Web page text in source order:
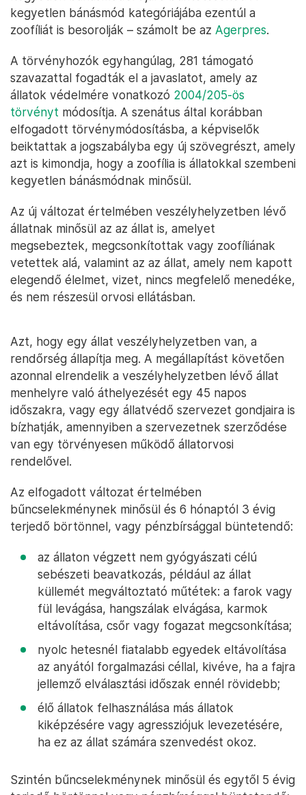
kegyetlen bánásmód kategóriájába ezentúl a
zoofíliát is besorolják – számolt be az Agerpres.
A törvényhozók egyhangúlag, 281 támogató
szavazattal fogadták el a javaslatot, amely az
állatok védelmére vonatkozó 2004/205-ös
törvényt módosítja. A szenátus által korábban
elfogadott törvénymódosításba, a képviselők
beiktattak a jogszabályba egy új szövegrészt, amely
azt is kimondja, hogy a zoofília is állatokkal szembeni
kegyetlen bánásmódnak minősül.
Az új változat értelmében veszélyhelyzetben lévő
állatnak minősül az az állat is, amelyet
megsebeztek, megcsonkítottak vagy zoofíliának
vetettek alá, valamint az az állat, amely nem kapott
elegendő élelmet, vizet, nincs megfelelő menedéke,
és nem részesül orvosi ellátásban.
Azt, hogy egy állat veszélyhelyzetben van, a
rendőrség állapítja meg. A megállapítást követően
azonnal elrendelik a veszélyhelyzetben lévő állat
menhelyre való áthelyezését egy 45 napos
időszakra, vagy egy állatvédő szervezet gondjaira is
bízhatják, amennyiben a szervezetnek szerződése
van egy törvényesen működő állatorvosi
rendelővel.
Az elfogadott változat értelmében
bűncselekménynek minősül és 6 hónaptól 3 évig
terjedő börtönnel, vagy pénzbírsággal büntetendő:
az állaton végzett nem gyógyászati célú
sebészeti beavatkozás, például az állat
küllemét megváltoztató műtétek: a farok vagy
fül levágása, hangszálak elvágása, karmok
eltávolítása, csőr vagy fogazat megcsonkítása;
nyolc hetesnél fiatalabb egyedek eltávolítása
az anyától forgalmazási céllal, kivéve, ha a fajra
jellemző elválasztási időszak ennél rövidebb;
élő állatok felhasználása más állatok
kiképzésére vagy agressziójuk levezetésére,
ha ez az állat számára szenvedést okoz.
Szintén bűncselekménynek minősül és egytől 5 évig